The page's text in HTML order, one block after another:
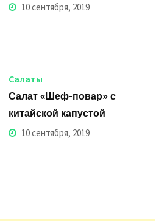
10 сентября, 2019
Салаты
Салат «Шеф-повар» с
китайской капустой
10 сентября, 2019